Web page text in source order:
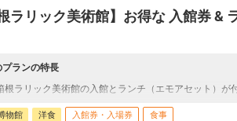
根ラリック美術館】お得な 入館券 &
プランの特長
根ラリック美術館の入館とランチ（エモアセット）が
物館 洋食 入館券・入場券 食事